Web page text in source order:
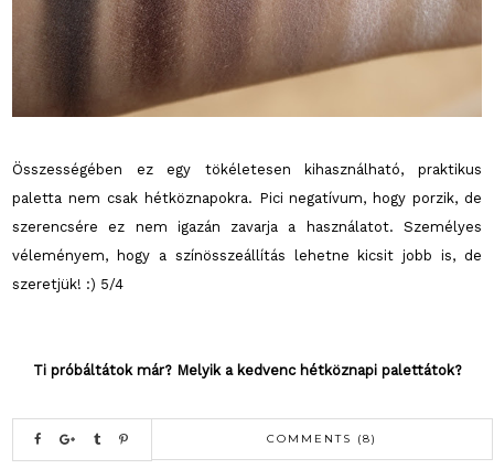
Összességében ez egy tökéletesen kihasználható, praktikus
paletta nem csak hétköznapokra. Pici negatívum, hogy porzik, de
szerencsére ez nem igazán zavarja a használatot. Személyes
véleményem, hogy a színösszeállítás lehetne kicsit jobb is, de
szeretjük! :) 5/4
Ti próbáltátok már? Melyik a kedvenc hétköznapi palettátok?
COMMENTS (8)